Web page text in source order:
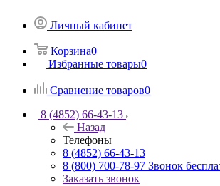
Личный кабинет
Корзина0
Избранные товары0
Сравнение товаров0
8 (4852) 66-43-13
Назад
Телефоны
8 (4852) 66-43-13
8 (800) 700-78-97 Звонок
Заказать звонок